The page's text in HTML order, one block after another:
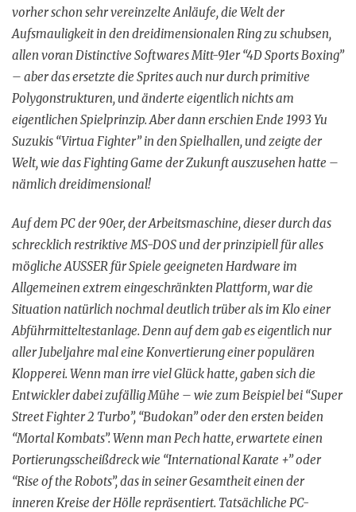
vorher schon sehr vereinzelte Anläufe, die Welt der
Aufsmauligkeit in den dreidimensionalen Ring zu schubsen,
allen voran Distinctive Softwares Mitt-91er “4D Sports Boxing”
– aber das ersetzte die Sprites auch nur durch primitive
Polygonstrukturen, und änderte eigentlich nichts am
eigentlichen Spielprinzip. Aber dann erschien Ende 1993 Yu
Suzukis “Virtua Fighter” in den Spielhallen, und zeigte der
Welt, wie das Fighting Game der Zukunft auszusehen hatte –
nämlich dreidimensional!
Auf dem PC der 90er, der Arbeitsmaschine, dieser durch das
schrecklich restriktive MS-DOS und der prinzipiell für alles
mögliche AUSSER für Spiele geeigneten Hardware im
Allgemeinen extrem eingeschränkten Plattform, war die
Situation natürlich nochmal deutlich trüber als im Klo einer
Abführmitteltestanlage. Denn auf dem gab es eigentlich nur
aller Jubeljahre mal eine Konvertierung einer populären
Klopperei. Wenn man irre viel Glück hatte, gaben sich die
Entwickler dabei zufällig Mühe – wie zum Beispiel bei “Super
Street Fighter 2 Turbo”, “Budokan” oder den ersten beiden
“Mortal Kombats”. Wenn man Pech hatte, erwartete einen
Portierungsscheißdreck wie “International Karate +” oder
“Rise of the Robots”, das in seiner Gesamtheit einen der
inneren Kreise der Hölle repräsentiert. Tatsächliche PC-